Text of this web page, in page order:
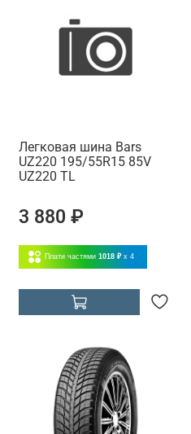
Легковая шина Bars
UZ220 195/55R15 85V
UZ220 TL
3 880 ₽
Плати частями 1018 ₽ x 4